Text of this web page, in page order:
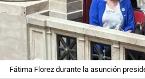
Fátima Florez durante la asunción